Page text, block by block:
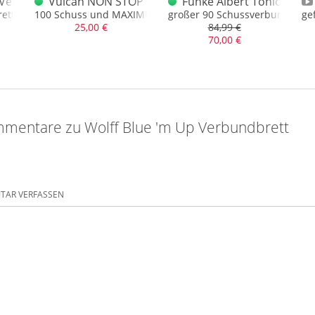
100 Schuss und MAXIMUM NEM
25,00 €
großer 90 Schussverbund
84,99 €
70,00 €
zu Wolff Blue 'm Up Verbundbrett
VERFASSEN